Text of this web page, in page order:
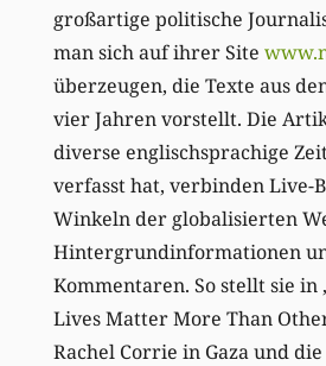
großartige politische
man sich auf ihrer Site
überzeugen, die Texte aus
vier Jahren vorstellt. Die
diverse englischsprachige
verfasst hat, verbinden Live-
Winkeln der globalisierten
Hintergrundinformationen
Kommentaren. So stellt sie in
Lives Matter More Than
Rachel Corrie in Gaza und